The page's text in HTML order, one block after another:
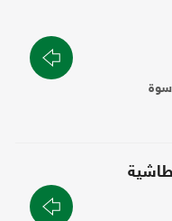
طاشية